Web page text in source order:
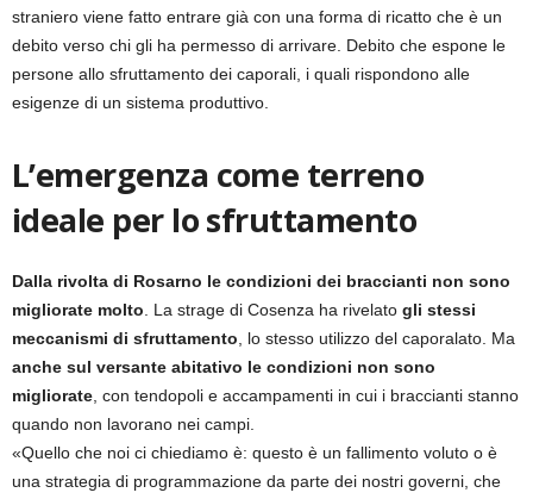
straniero viene fatto entrare già con una forma di ricatto che è un
debito verso chi gli ha permesso di arrivare. Debito che espone le
persone allo sfruttamento dei caporali, i quali rispondono alle
esigenze di un sistema produttivo.
L’emergenza come terreno
ideale per lo sfruttamento
Dalla rivolta di Rosarno le condizioni dei braccianti non sono
migliorate molto. La strage di Cosenza ha rivelato gli stessi
meccanismi di sfruttamento, lo stesso utilizzo del caporalato. Ma
anche sul versante abitativo le condizioni non sono
migliorate, con tendopoli e accampamenti in cui i braccianti stanno
quando non lavorano nei campi.
«Quello che noi ci chiediamo è: questo è un fallimento voluto o è
una strategia di programmazione da parte dei nostri governi, che